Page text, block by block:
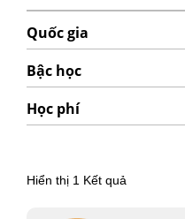
Quốc gia
Bậc học
Học phí
Hiển thị 1 Kết quả